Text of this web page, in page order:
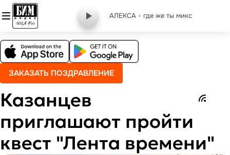
АЛЕКСА - где же ты микс
ЗАКАЗАТЬ ПОЗДРАВЛЕНИЕ
Казанцев
приглашают пройти
квест "Лента времени"